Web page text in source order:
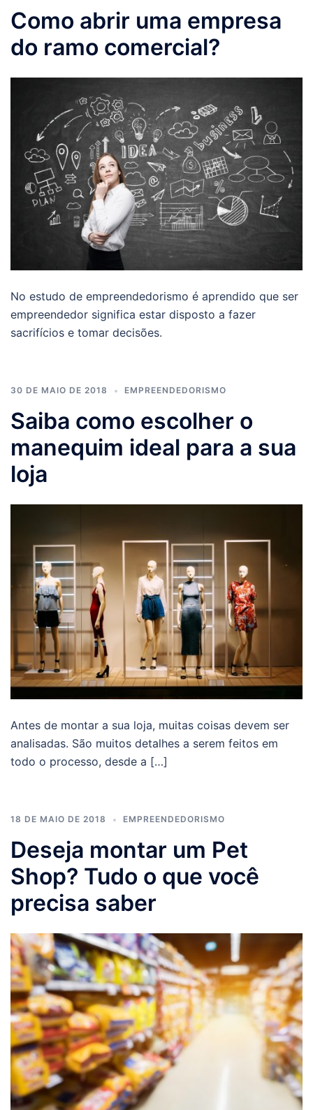
Como abrir uma empresa
do ramo comercial?
No estudo de empreendedorismo é aprendido que ser
empreendedor significa estar disposto a fazer
sacrifícios e tomar decisões.
30 DE MAIO DE 2018 EMPREENDEDORISMO
Saiba como escolher o
manequim ideal para a sua
loja
Antes de montar a sua loja, muitas coisas devem ser
analisadas. São muitos detalhes a serem feitos em
todo o processo, desde a […]
18 DE MAIO DE 2018 EMPREENDEDORISMO
Deseja montar um Pet
Shop? Tudo o que você
precisa saber